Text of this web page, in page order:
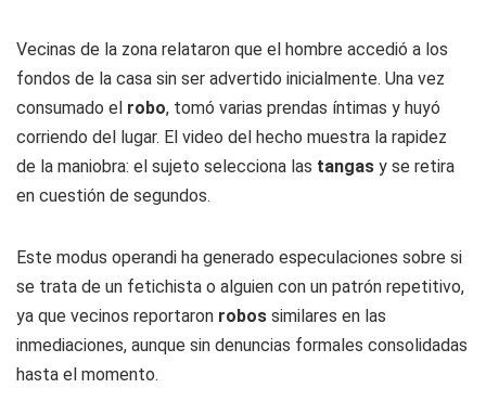
Vecinas de la zona relataron que el hombre accedió a los
fondos de la casa sin ser advertido inicialmente. Una vez
consumado el robo, tomó varias prendas íntimas y huyó
corriendo del lugar. El video del hecho muestra la rapidez
de la maniobra: el sujeto selecciona las tangas y se retira
en cuestión de segundos.
Este modus operandi ha generado especulaciones sobre si
se trata de un fetichista o alguien con un patrón repetitivo,
ya que vecinos reportaron robos similares en las
inmediaciones, aunque sin denuncias formales consolidadas
hasta el momento.